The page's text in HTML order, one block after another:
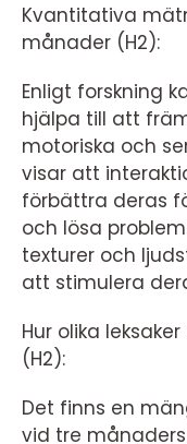
Kvantitativa
månader (H2):
Enligt forskning
hjälpa till att
motoriska och
visar att
förbättra deras
och lösa
texturer och
att stimulera
Hur olika
(H2):
Det finns en
vid tre